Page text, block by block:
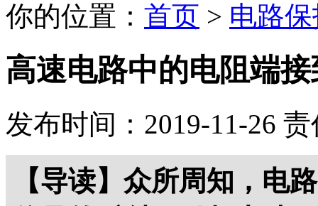
你的位置： 首页 > 电路
高速电路中的电阻端
发布时间：2019-11-26 责
【导读】众所周知，电